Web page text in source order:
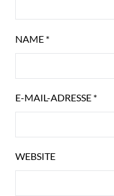
NAME *
E-MAIL-ADRESSE *
WEBSITE